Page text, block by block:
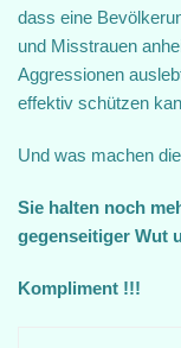
dass eine
und Misstrauen
Aggressionen
effektiv schützen
Und was machen
Sie halten noch
gegenseitiger Wut
Kompliment !!!